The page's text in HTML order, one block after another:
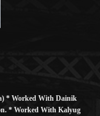
* Worked With Dainik
* Worked With Kalyug